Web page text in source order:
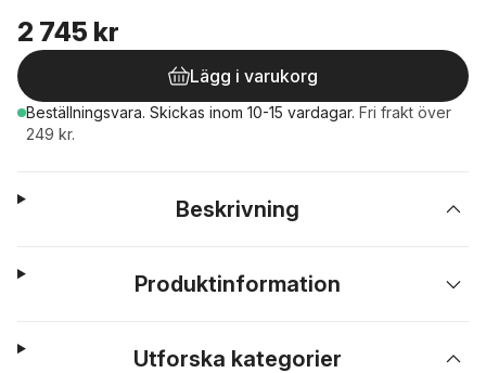
2 745 kr
Lägg i varukorg
Beställningsvara. Skickas inom 10-15 vardagar. Fri frakt över
249 kr.
Beskrivning
Produktinformation
Utforska kategorier